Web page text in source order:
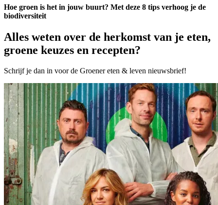
Hoe groen is het in jouw buurt? Met deze 8 tips verhoog je de
biodiversiteit
Alles weten over de herkomst van je eten,
groene keuzes en recepten?
Schrijf je dan in voor de Groener eten & leven nieuwsbrief!